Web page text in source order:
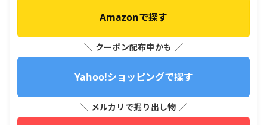
Amazonで探す
＼ クーポン配布中かも ／
Yahoo!ショッピングで探す
＼ メルカリで掘り出し物 ／